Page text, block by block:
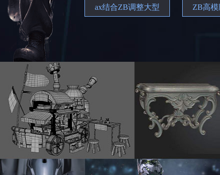
ax结合ZB调整大型 ZB高